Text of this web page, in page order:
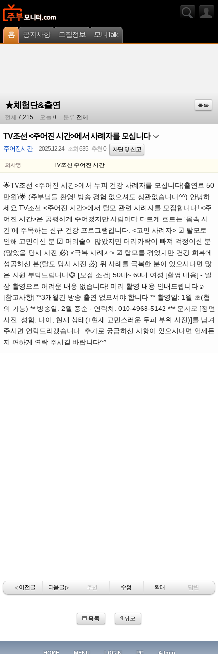
홈 공지사항 모집정보 모니Talk
★체험단&출연
목록
전체 7,215 오늘 0 분류 전체
TV조선 <주어진 시간>에서 사례자를 모십니다
주어진시간_ 2025.12.24 조회 635 추천 0 차단 및 신고
회사명 TV조선 주어진 시간
🌟TV조선 <주어진 시간>에서 두피 건강 사례자를 모십니다(출연료 50
만원)🌟 (주부님들 환영! 방송 경험 없으셔도 상관없습니다^^) 안녕하
세요 TV조선 <주어진 시간>에서 탈모 관련 사례자를 모집합니다! <주
어진 시간>은 공평하게 주어졌지만 사람마다 다르게 흐르는 ‘몸속 시
간’에 주목하는 신규 건강 프로그램입니다. <고민 사례자> ☑ 탈모로
인해 고민이신 분 ☑ 머리숱이 많았지만 머리카락이 빠져 걱정이신 분
(많았을 당시 사진 必) <극복 사례자> ☑ 탈모를 겪었지만 건강 회복에
성공하신 분(탈모 당시 사진 必) 위 사례를 극복한 분이 있으시다면 많
은 지원 부탁드립니다😄 [모집 조건] 50대~ 60대 여성 [촬영 내용] - 일
상 촬영으로 어려운 내용 없습니다! 미리 촬영 내용 안내드립니다☺
[참고사항] **3개월간 방송 출연 없으셔야 합니다 ** 촬영일: 1월 초(협
의 가능) ** 방송일: 2월 중순 - 연락처: 010-4968-5142 *** 문자로 [정면
사진, 성함, 나이, 현재 상태(+현재 고민스러운 두피 부위 사진)]를 남겨
주시면 연락드리겠습니다. 추가로 궁금하신 사항이 있으시다면 언제든
지 편하게 연락 주시길 바랍니다^^
◁이전글 다음글▷ 추천 수정 확대 답변
목록 뒤로
HOME MENU LOGIN PC Admin